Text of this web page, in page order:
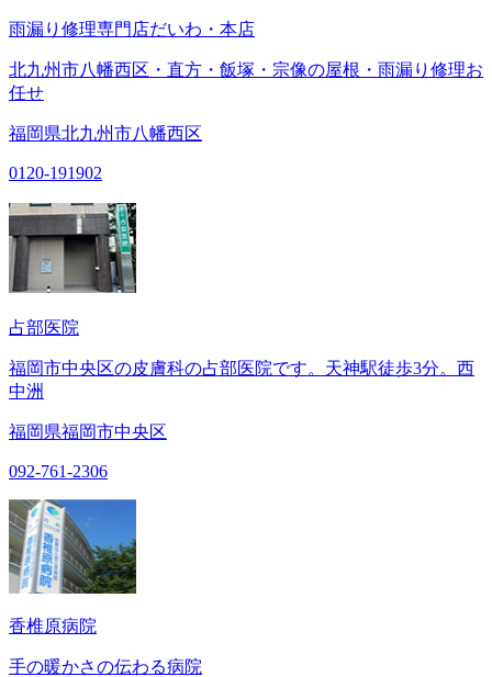
雨漏り修理専門店だいわ・本店
北九州市八幡西区・直方・飯塚・宗像の屋根・雨漏り修理お
任せ
福岡県北九州市八幡西区
0120-191902
占部医院
福岡市中央区の皮膚科の占部医院です。天神駅徒歩3分。西
中洲
福岡県福岡市中央区
092-761-2306
香椎原病院
手の暖かさの伝わる病院